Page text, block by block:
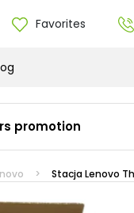
Favorites
cables
promotion
Stacja Lenovo